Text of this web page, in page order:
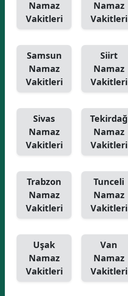
Namaz
Vakitleri
Namaz
Vakitleri
Samsun
Namaz
Vakitleri
Siirt
Namaz
Vakitleri
Sivas
Namaz
Vakitleri
Tekirdağ
Namaz
Vakitleri
Trabzon
Namaz
Vakitleri
Tunceli
Namaz
Vakitleri
Uşak
Namaz
Vakitleri
Van
Namaz
Vakitleri